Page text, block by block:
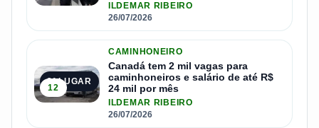
ILDEMAR RIBEIRO
26/07/2026
3º LUGAR
12
CAMINHONEIRO
Canadá tem 2 mil vagas para
caminhoneiros e salário de até R$
24 mil por mês
ILDEMAR RIBEIRO
26/07/2026